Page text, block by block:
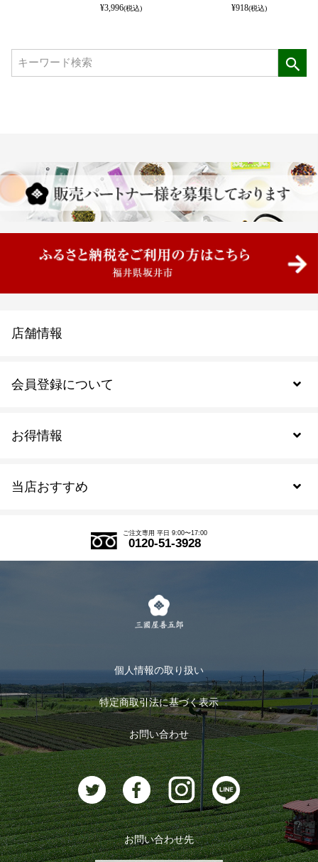
¥3,996(税込)
¥918(税込)
当店おすすめ
式部の香りシリーズ
お茶のギフト
おすすめのお茶
お茶に合うスイーツ
お得情報
会員登録について
会員規約について
ログイン
ログアウト
店舗情報
ご注文専用 平日 9:00〜17:00
0120-51-3928
個人情報の取り扱い
特定商取引法に基づく表示
お問い合わせ
お問い合わせ先